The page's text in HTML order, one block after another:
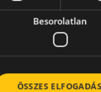
Besorolatlan
ÖSSZES